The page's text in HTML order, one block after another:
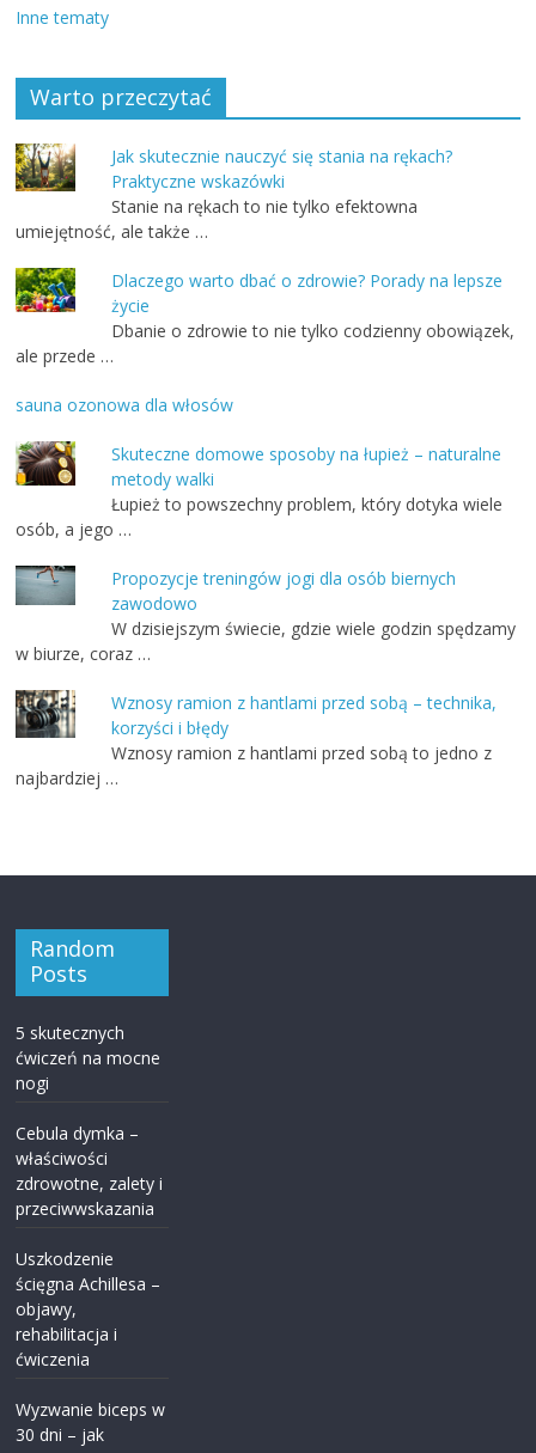
Inne tematy
Warto przeczytać
Jak skutecznie nauczyć się stania na rękach?
Praktyczne wskazówki
Stanie na rękach to nie tylko efektowna
umiejętność, ale także …
Dlaczego warto dbać o zdrowie? Porady na lepsze
życie
Dbanie o zdrowie to nie tylko codzienny obowiązek,
ale przede …
sauna ozonowa dla włosów
Skuteczne domowe sposoby na łupież – naturalne
metody walki
Łupież to powszechny problem, który dotyka wiele
osób, a jego …
Propozycje treningów jogi dla osób biernych
zawodowo
W dzisiejszym świecie, gdzie wiele godzin spędzamy
w biurze, coraz …
Wznosy ramion z hantlami przed sobą – technika,
korzyści i błędy
Wznosy ramion z hantlami przed sobą to jedno z
najbardziej …
Random
Posts
5 skutecznych
ćwiczeń na mocne
nogi
Cebula dymka –
właściwości
zdrowotne, zalety i
przeciwwskazania
Uszkodzenie
ścięgna Achillesa –
objawy,
rehabilitacja i
ćwiczenia
Wyzwanie biceps w
30 dni – jak